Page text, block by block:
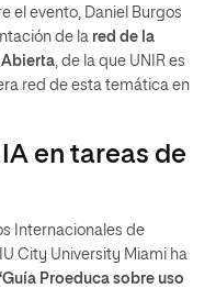
el evento, Daniel Burgos
de la red de la
Abierta, de la que UNIR es
red de esta temática en
en tareas de
Internacionales de
City University Miami ha
‘Guía Proeduca sobre uso